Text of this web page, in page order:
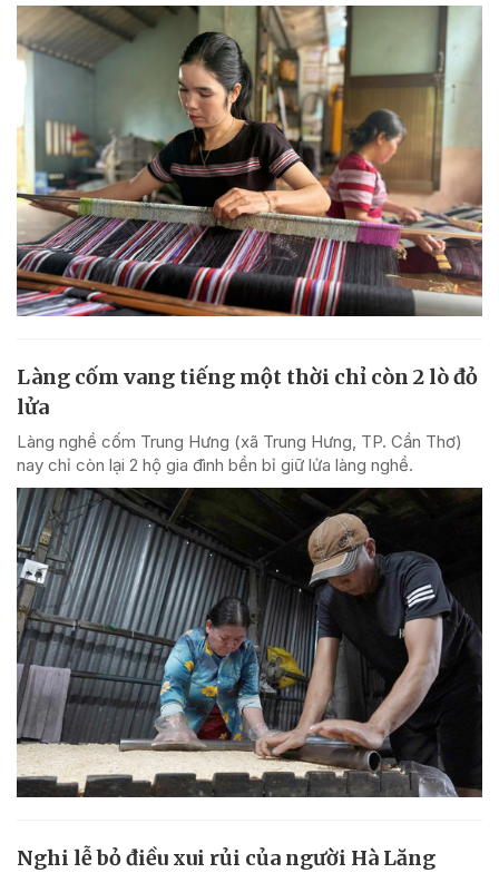
Làng cốm vang tiếng một thời chỉ còn 2 lò đỏ
lửa
Làng nghề cốm Trung Hưng (xã Trung Hưng, TP. Cần Thơ)
nay chỉ còn lại 2 hộ gia đình bền bỉ giữ lửa làng nghề.
Nghi lễ bỏ điều xui rủi của người Hà Lăng